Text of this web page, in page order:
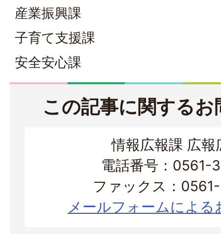
産業振興課
子育て支援課
安全安心課
この記事に関する
情報広報課 広報
電話番号：0561-
ファックス：
メールフォームによる